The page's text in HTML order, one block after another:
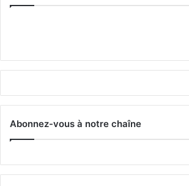
Abonnez-vous à notre chaîne